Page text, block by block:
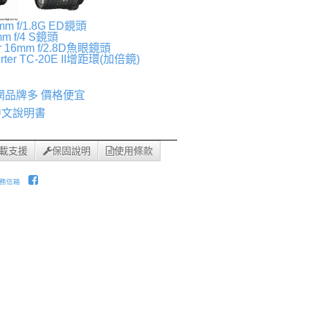
f/1.8G ED鏡頭
f/4 S鏡頭
f/2.8D魚眼鏡頭
TC-20E II增距環(加倍鏡)
品牌多 價格便宜
說明書
支援 保固說明 使用條款
信箱